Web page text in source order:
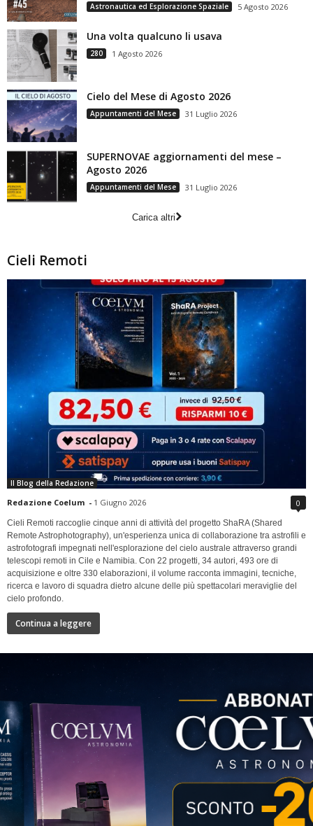
Astronautica ed Esplorazione Spaziale 5 Agosto 2026
Una volta qualcuno li usava
280 1 Agosto 2026
Cielo del Mese di Agosto 2026
Appuntamenti del Mese 31 Luglio 2026
SUPERNOVAE aggiornamenti del mese –
Agosto 2026
Appuntamenti del Mese 31 Luglio 2026
Carica altri
Cieli Remoti
Il Blog della Redazione
Redazione Coelum - 1 Giugno 2026 0
Cieli Remoti raccoglie cinque anni di attività del progetto ShaRA (Shared
Remote Astrophotography), un'esperienza unica di collaborazione tra astrofili e
astrofotografi impegnati nell'esplorazione del cielo australe attraverso grandi
telescopi remoti in Cile e Namibia. Con 22 progetti, 34 autori, 493 ore di
acquisizione e oltre 330 elaborazioni, il volume racconta immagini, tecniche,
ricerca e lavoro di squadra dietro alcune delle più spettacolari meraviglie del
cielo profondo.
Continua a leggere